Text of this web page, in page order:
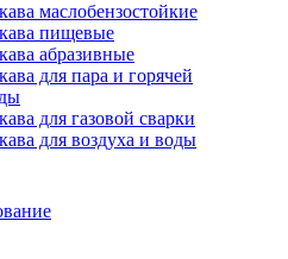
маслобензостойкие
пищевые
абразивные
для пара и горячей
для газовой сварки
для воздуха и воды